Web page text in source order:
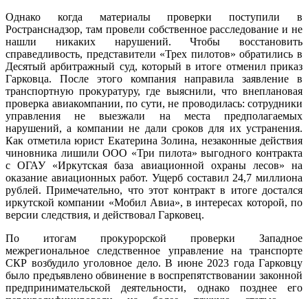
Однако когда материалы проверки поступили в
Ространснадзор, там провели собственное расследование и не
нашли никаких нарушений. Чтобы восстановить
справедливость, представители «Трех пилотов» обратились в
Десятый арбитражный суд, который в итоге отменил приказ
Гарковца. После этого компания направила заявление в
транспортную прокуратуру, где выяснили, что внеплановая
проверка авиакомпании, по сути, не проводилась: сотрудники
управления не выезжали на места предполагаемых
нарушений, а компании не дали сроков для их устранения.
Как отметила юрист Екатерина Золина, незаконные действия
чиновника лишили ООО «Три пилота» выгодного контракта
с ОГАУ «Иркутская база авиационной охраны лесов» на
оказание авиационных работ. Ущерб составил 24,7 миллиона
рублей. Примечательно, что этот контракт в итоге достался
иркутской компании «Мобил Авиа», в интересах которой, по
версии следствия, и действовал Гарковец.
По итогам прокурорской проверки Западное
межрегиональное следственное управление на транспорте
СКР возбудило уголовное дело. В июне 2023 года Гарковцу
было предъявлено обвинение в воспрепятствовании законной
предпринимательской деятельности, однако позднее его